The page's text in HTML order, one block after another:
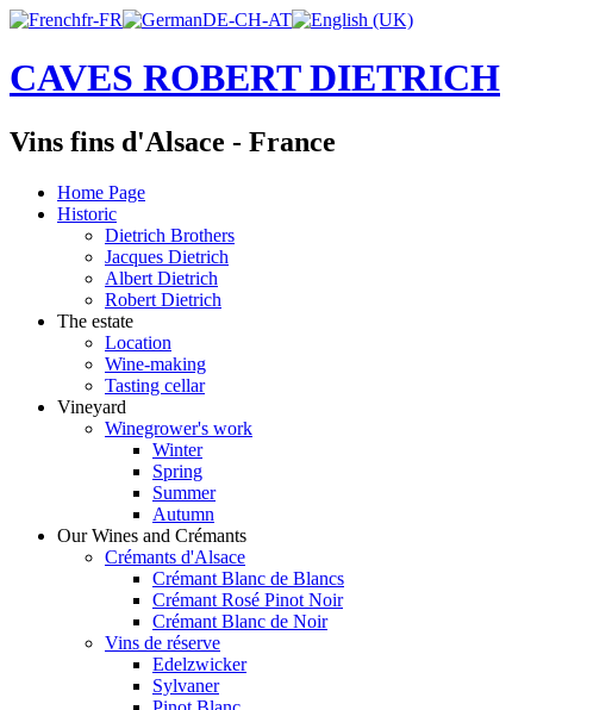
CAVES ROBERT DIETRICH
Vins fins d'Alsace - France
Home Page
Historic
Dietrich Brothers
Jacques Dietrich
Albert Dietrich
Robert Dietrich
The estate
Location
Wine-making
Tasting cellar
Vineyard
Winegrower's work
Winter
Spring
Summer
Autumn
Our Wines and Crémants
Crémants d'Alsace
Crémant Blanc de Blancs
Crémant Rosé Pinot Noir
Crémant Blanc de Noir
Vins de réserve
Edelzwicker
Sylvaner